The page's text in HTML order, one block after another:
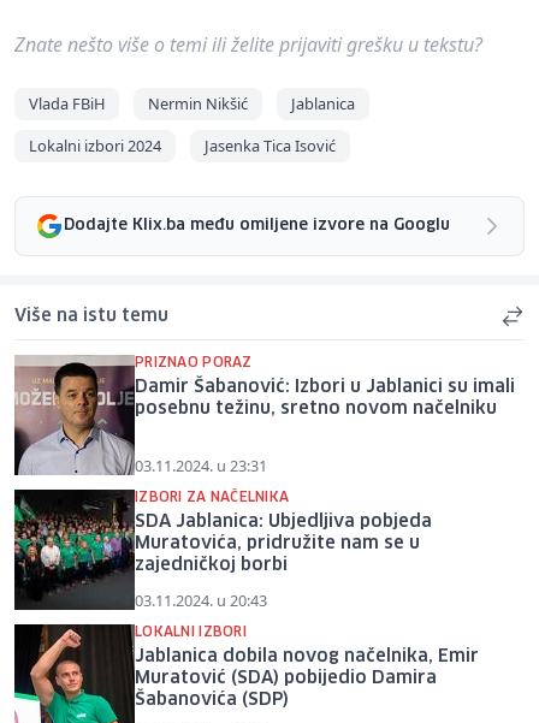
Znate nešto više o temi ili želite prijaviti grešku u tekstu?
Vlada FBiH Nermin Nikšić
Jablanica
Lokalni izbori 2024
Jasenka Tica Isović
Dodajte Klix.ba među omiljene izvore na Googlu
Više na istu temu
PRIZNAO PORAZ
Damir Šabanović: Izbori u Jablanici su imali
posebnu težinu, sretno novom načelniku
03.11.2024. u 23:31
IZBORI ZA NAČELNIKA
SDA Jablanica: Ubjedljiva pobjeda
Muratovića, pridružite nam se u
zajedničkoj borbi
03.11.2024. u 20:43
LOKALNI IZBORI
Jablanica dobila novog načelnika, Emir
Muratović (SDA) pobijedio Damira
Šabanovića (SDP)